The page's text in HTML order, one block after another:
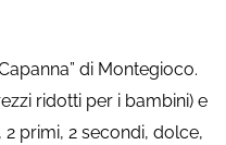
di Montegioco.
ridotti per i bambini) e
primi, 2 secondi, dolce,